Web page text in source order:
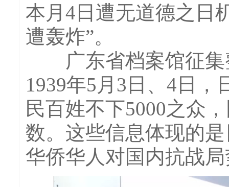
本月4日遭无道德之日
遭轰炸”。
广东省档案馆征集
1939年5月3日、4日
民百姓不下5000之众
数。这些信息体现的
华侨华人对国内抗战